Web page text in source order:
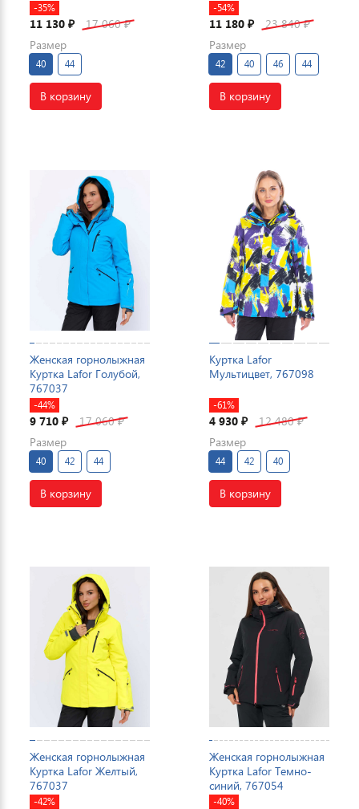
-35%
11 130 ₽ 17 060₽
Размер
40 44
В корзину
-54%
11 180 ₽ 23 840₽
Размер
42 40 46 44
В корзину
Женская горнолыжная
Куртка Lafor Голубой,
767037
-44%
9 710 ₽ 17 060₽
Размер
40 42 44
В корзину
Куртка Lafor
Мультицвет, 767098
-61%
4 930 ₽ 12 480₽
Размер
44 42 40
В корзину
Женская горнолыжная
Куртка Lafor Желтый,
767037
-42%
Женская горнолыжная
Куртка Lafor Темно-
синий, 767054
-40%